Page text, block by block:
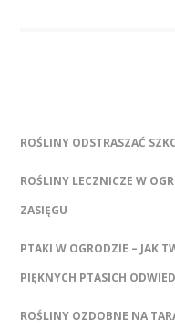
ROŚLINY ODSTRASZAĆ
ROŚLINY LECZNICZE W
ZASIĘGU
PTAKI W OGRODZIE – JAK
PIĘKNYCH PTASICH
ROŚLINY OZDOBNE NA